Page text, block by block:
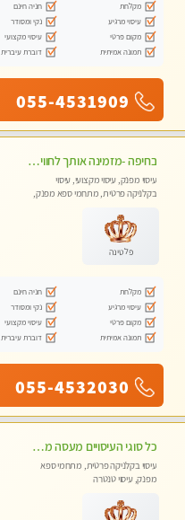
מקלחת
חניה חינם
עיסוי מרגיע
נקי ומסודר
מקום פרטי
עיסוי מקצועי
תמונה אמיתית
דוברת עיברית
055-4531909
בחיפה -מזמינה אותך לחוויית עיסוי מפנקת בקליניקה פרטית מקצועי בלבד באווירה נעימה ושקטה- ללא מין !!!
עיסוי מפנק, עיסוי מקצועי, עיסוי
בקלניקה פרטית, מתחמי ספא מפנק,
פלטינה
מקלחת
חניה חינם
עיסוי מרגיע
נקי ומסודר
מקום פרטי
עיסוי מקצועי
תמונה אמיתית
דוברת עיברית
055-4532030
כל סוגי העיסויים מעסה מקצועית ואיכותית פרטי!!!
עיסוי בקלניקה פרטית, מתחמי ספא
מפנק, עיסוי טנטרה